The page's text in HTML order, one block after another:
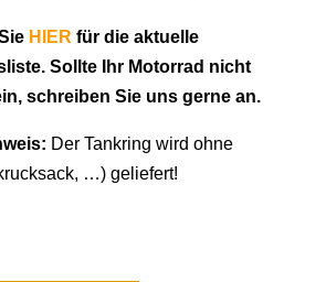
HIER für die aktuelle
Sollte Ihr Motorrad nicht
schreiben Sie uns gerne an.
Der Tankring wird ohne
…) geliefert!